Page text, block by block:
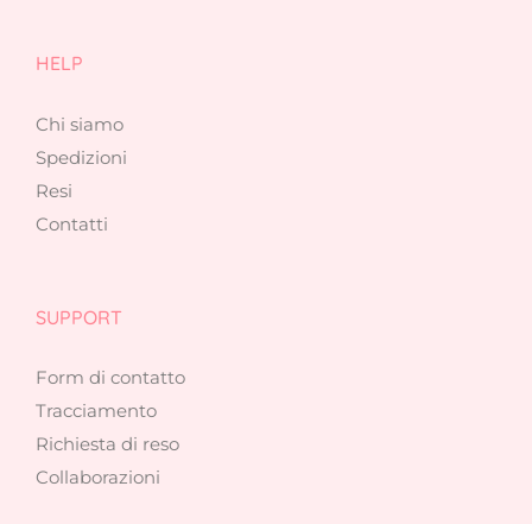
HELP
Chi siamo
Spedizioni
Resi
Contatti
SUPPORT
Form di contatto
Tracciamento
Richiesta di reso
Collaborazioni